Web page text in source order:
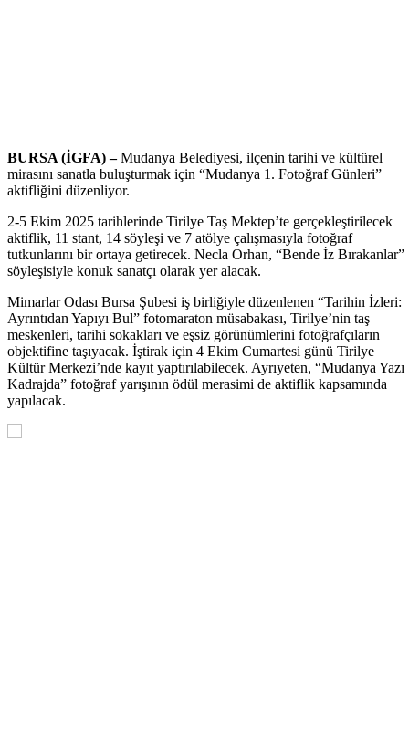
BURSA (İGFA) –Mudanya Belediyesi, ilçenin tarihi ve kültürel
mirasını sanatla buluşturmak için “Mudanya 1. Fotoğraf Günleri”
aktifliğini düzenliyor.
2-5 Ekim 2025 tarihlerinde Tirilye Taş Mektep’te gerçekleştirilecek
aktiflik, 11 stant, 14 söyleşi ve 7 atölye çalışmasıyla fotoğraf
tutkunlarını bir ortaya getirecek. Necla Orhan, “Bende İz Bırakanlar”
söyleşisiyle konuk sanatçı olarak yer alacak.
Mimarlar Odası Bursa Şubesi iş birliğiyle düzenlenen “Tarihin İzleri:
Ayrıntıdan Yapıyı Bul” fotomaraton müsabakası, Tirilye’nin taş
meskenleri, tarihi sokakları ve eşsiz görünümlerini fotoğrafçıların
objektifine taşıyacak. İştirak için 4 Ekim Cumartesi günü Tirilye
Kültür Merkezi’nde kayıt yaptırılabilecek. Ayrıyeten, “Mudanya Yazı
Kadrajda” fotoğraf yarışının ödül merasimi de aktiflik kapsamında
yapılacak.